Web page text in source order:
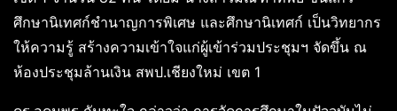
ศึกษานิเทศก์ชำนาญการพิเศษ และศึกษานิเทศก์ เป็นวิทยากร
ให้ความรู้ สร้างความเข้าใจแก่ผู้เข้าร่วมประชุมฯ จัดขึ้น ณ
ห้องประชุมล้านเงิน สพป.เชียงใหม่ เขต 1